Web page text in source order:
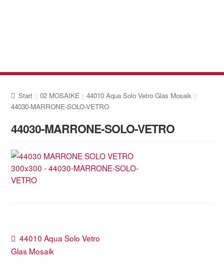
Start 02 MOSAIKE
44010 Aqua Solo Vetro Glas Mosaik
44030-MARRONE-SOLO-VETRO
44030-MARRONE-SOLO-VETRO
Beitragsnavigation
Vorheriger
Beitrag:
44010 Aqua Solo Vetro
Glas Mosaik